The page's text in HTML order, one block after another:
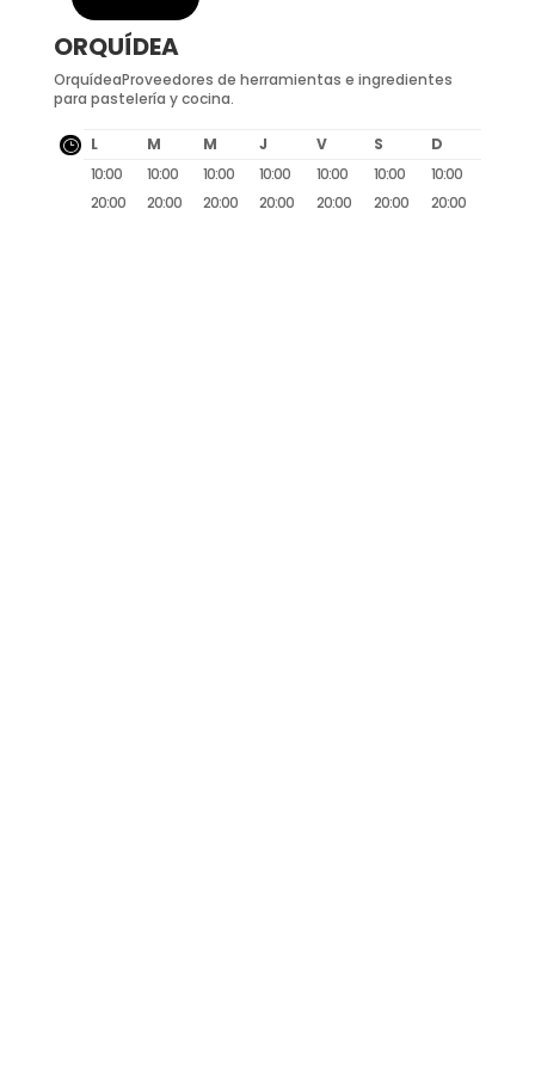
ORQUÍDEA
OrquídeaProveedores de herramientas e ingredientes
para pastelería y cocina.
L M M J V S
D
10:00
20:00
10:00
20:00
10:00
20:00
10:00
20:00
10:00
20:00
10:00
20:00
10:00
20:00
}